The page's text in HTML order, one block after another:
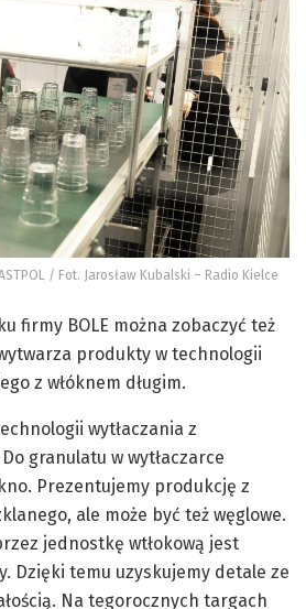
/ Fot. Jarosław Kubalski – Radio Kielce
firmy BOLE można zobaczyć też
produkty w technologii
z włóknem długim.
wytłaczania z
granulatu w wytłaczarce
Prezentujemy produkcję z
ale może być też węglowe.
jednostkę wtłokową jest
Dzięki temu uzyskujemy detale ze
Na tegorocznych targach